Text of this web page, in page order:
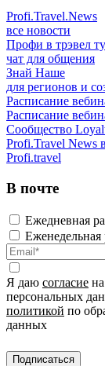
Profi.Travel.News
все новости
Профи в трэвел
чат для общения
Знай Наше
для регионов и
Расписание
Расписание
Сообщество
Profi.Travel News
Profi.travel
В почте
Ежедневная
Еженедельная
Я даю согласие
персональных
политикой по
данных
Подписаться